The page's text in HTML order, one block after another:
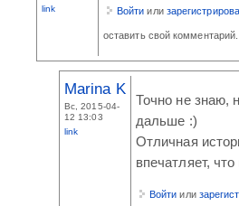
link
Войти или
оставить свой комментарий.
Marina K
Вс, 2015-04-
12 13:03
link
Точно не знаю,
дальше :)
Отличная
впечатляет,
Войти или